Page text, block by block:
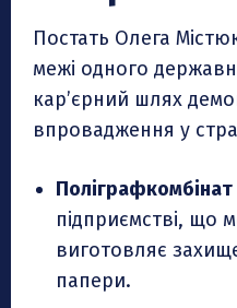
Постать Олега
межі одного
кар’єрний шлях
впровадження у
Поліграфкомбінат
підприємстві, що
виготовляє
папери.